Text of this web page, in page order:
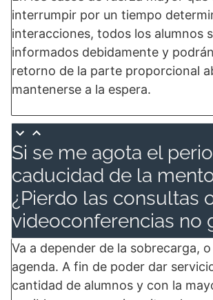
interrumpir por un tiempo
interacciones, todos los alumnos
informados debidamente y
retorno de la parte proporcional
mantenerse a la espera.
Si se me agota el
caducidad de la
¿Pierdo las consultas
videoconferencias no
Va a depender de la sobrecarga,
agenda. A fin de poder dar
cantidad de alumnos y con la